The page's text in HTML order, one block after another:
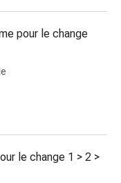
pour le change
le change 1 > 2 >